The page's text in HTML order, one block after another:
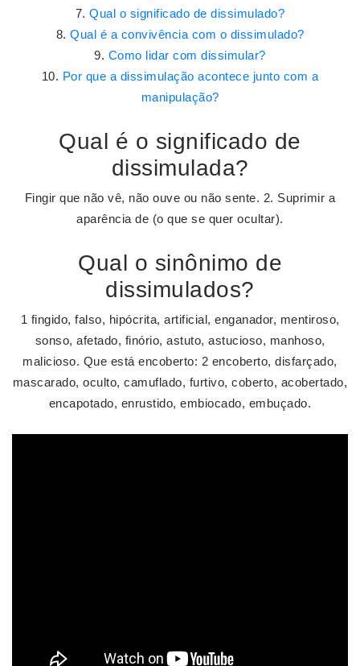
Qual o significado de dissimulado?
Qual é a convivência com o dissimulado?
Como lidar com dissimular?
Por que a dissimulação acontece junto com a
manipulação?
Qual é o significado de
dissimulada?
Fingir que não vê, não ouve ou não sente. 2. Suprimir a
aparência de (o que se quer ocultar).
Qual o sinônimo de
dissimulados?
1 fingido, falso, hipócrita, artificial, enganador, mentiroso,
sonso, afetado, finório, astuto, astucioso, manhoso,
malicioso. Que está encoberto: 2 encoberto, disfarçado,
mascarado, oculto, camuflado, furtivo, coberto, acobertado,
encapotado, enrustido, embiocado, embuçado.